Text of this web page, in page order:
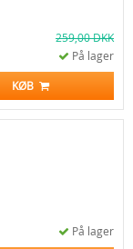
259,00 DKK
På lager
KØB
På lager